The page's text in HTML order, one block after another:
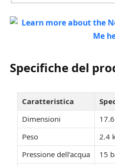
Specifiche del
Caratteristica
Dimensioni
Peso
2.4
Pressione dell’acqua
15